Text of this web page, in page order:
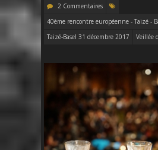
2 Commentaires
40ème rencontre européenne - Taizé -
Taizé-Basel 31 décembre 2017
Veillée